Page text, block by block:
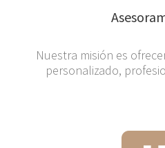
Nuestra misión es
personalizado,